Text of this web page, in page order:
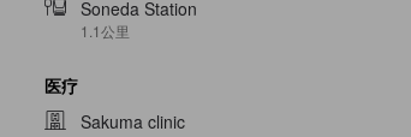
Soneda Station
1.1公里
医疗
Sakuma clinic